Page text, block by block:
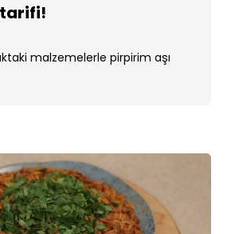
tarifi!
malzemelerle pirpirim aşı